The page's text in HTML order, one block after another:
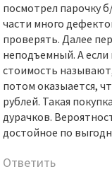
посмотрел парочку
части много
проверять. Далее
неподъемный. А если
стоимость
потом оказыается,
рублей. Такая
дурачков.
достойное по
Ответить